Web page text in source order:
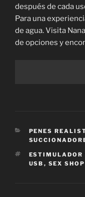
después de cada
Para una
de agua. Visita
de opciones y
CATEGORÍAS
PENES
ETIQUETAS
ESTIMULADOR
USB , SEX SHOP